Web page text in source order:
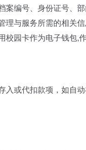
编号、身份证号、
理与服务所需的相关
校园卡作为电子钱包,
或代扣款项，如自